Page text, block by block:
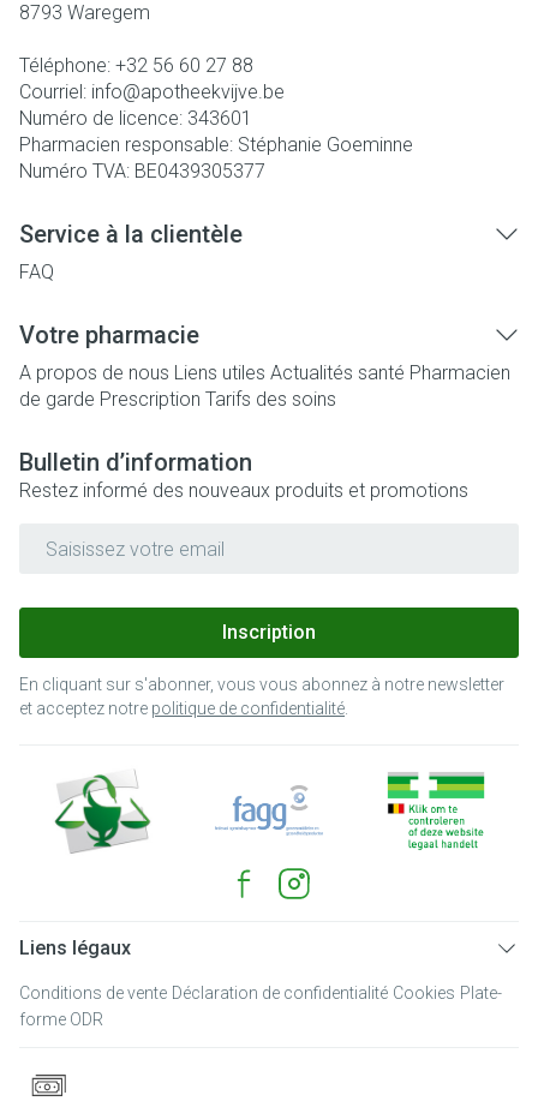
8793 Waregem
Téléphone: +32 56 60 27 88
Courriel: info@apotheekvijve.be
Numéro de licence: 343601
Pharmacien responsable: Stéphanie Goeminne
Numéro TVA: BE0439305377
Service à la clientèle
FAQ
Votre pharmacie
A propos de nous Liens utiles Actualités santé Pharmacien
de garde Prescription Tarifs des soins
Bulletin d’information
Restez informé des nouveaux produits et promotions
Inscription
En cliquant sur s'abonner, vous vous abonnez à notre newsletter
et acceptez notre politique de confidentialité
Liens légaux
Conditions de vente Déclaration de confidentialité Cookies Plate-
forme ODR